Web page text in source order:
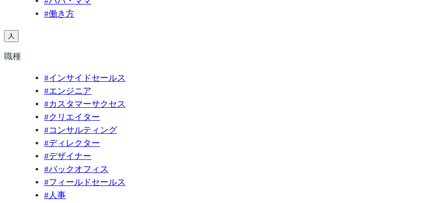
#働き方
人
職種
#インサイドセールス
#エンジニア
#カスタマーサクセス
#クリエイター
#コンサルティング
#ディレクター
#デザイナー
#バックオフィス
#フィールドセールス
#人事